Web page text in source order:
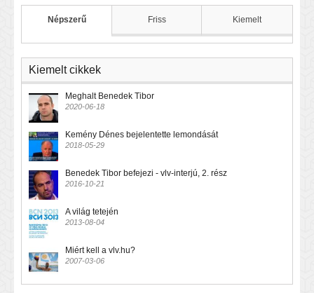
Népszerű Friss Kiemelt
Kiemelt cikkek
Meghalt Benedek Tibor
2020-06-18
Kemény Dénes bejelentette lemondását
2018-05-29
Benedek Tibor befejezi - vlv-interjú, 2. rész
2016-10-21
A világ tetején
2013-08-04
Miért kell a vlv.hu?
2007-03-06